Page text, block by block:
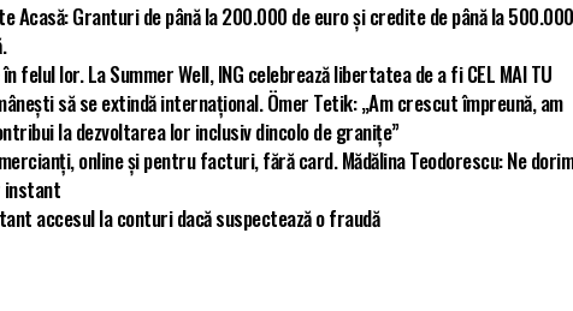
Acasă: Granturi de până la 200.000 de euro și credite de până la 500.000
lor. La Summer Well, ING celebrează libertatea de a fi CEL MAI TU
să se extindă internațional. Ömer Tetik: „Am crescut împreună, am
la dezvoltarea lor inclusiv dincolo de granițe”
online și pentru facturi, fără card. Mădălina Teodorescu: Ne
instant
accesul la conturi dacă suspectează o fraudă